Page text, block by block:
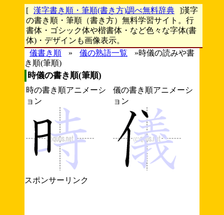
[ 漢字書き順・筆順(書き方)調べ無料辞典 ]漢字
の書き順・筆順（書き方）無料学習サイト。行
書体・ゴシック体や楷書体・など色々な字体(書
体)・デザインも画像表示。
儀書き順
» 儀の熟語一覧
»時儀の読みや書
き順(筆順)
時儀の書き順(筆順)
時の書き順アニメーシ
ョン
儀の書き順アニメーシ
ョン
スポンサーリンク